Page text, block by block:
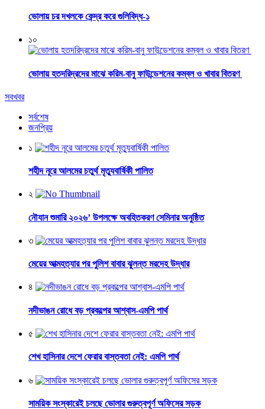
ভোলায় চর দখলকে কেন্দ্র করে গুলিবিদ্ধ-১
১০
ভোলায় হতদরিদ্রদের মাঝে করিম-বানু ফাউন্ডেশনের কম্বল ও খাবার বিতরণ
সবখবর
সর্বশেষ
জনপ্রিয়
১
শহীদ নূরে আলমের চতুর্থ মৃত্যুবার্ষিকী পালিত
২
নৌযান শুমারি ২০২৬’ উপলক্ষে অবহিতকরণ সেমিনার অনুষ্ঠিত
৩
মেয়ের আত্মহত্যার পর পুলিশ বাবার ঝুলন্ত মরদেহ উদ্ধার
৪
নদীভাঙন রোধে বড় প্রকল্পের আশ্বাস-এমপি পার্থ
৫
শেখ হাসিনার দেশে ফেরার বাস্তবতা নেই: এমপি পার্থ
৬
সাময়িক সংস্কারেই চলছে ভোলার গুরুত্বপূর্ণ অফিসের সড়ক